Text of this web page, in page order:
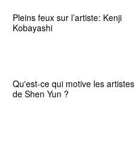
Pleins feux sur l’artiste: Kenji
Kobayashi
Qu'est-ce qui motive les artistes
de Shen Yun ?